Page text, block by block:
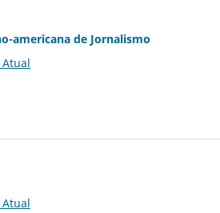
americana de Jornalismo
Atual
Atual